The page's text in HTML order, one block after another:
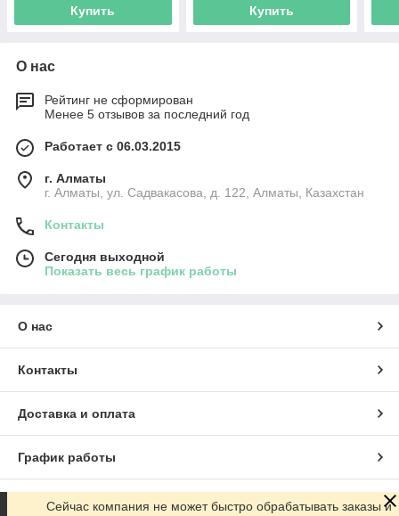
Купить Купить
О нас
Рейтинг не сформирован
Менее 5 отзывов за последний год
Работает с 06.03.2015
г. Алматы
г. Алматы, ул. Садвакасова, д. 122, Алматы, Казахстан
Контакты
Сегодня выходной
Показать весь график работы
О нас
Контакты
Доставка и оплата
График работы
Полная версия сайта
Сейчас компания не может быстро обрабатывать заказы и